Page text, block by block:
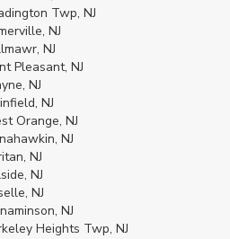
Twp, NJ
NJ
NJ
Pleasant, NJ
NJ
NJ
Orange, NJ
NJ
NJ
NJ
NJ
NJ
Heights Twp, NJ